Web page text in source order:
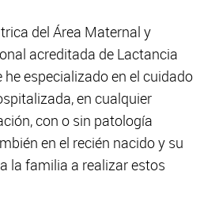
del Área Maternal y
acreditada de Lactancia
he especializado en el cuidado
en cualquier
con o sin patología
en el recién nacido y su
la familia a realizar estos